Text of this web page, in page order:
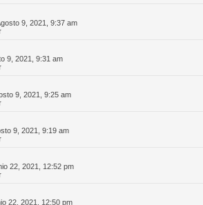
9, 2021, 9:37 am
9, 2021, 9:31 am
9, 2021, 9:25 am
9, 2021, 9:19 am
22, 2021, 12:52 pm
22, 2021, 12:50 pm